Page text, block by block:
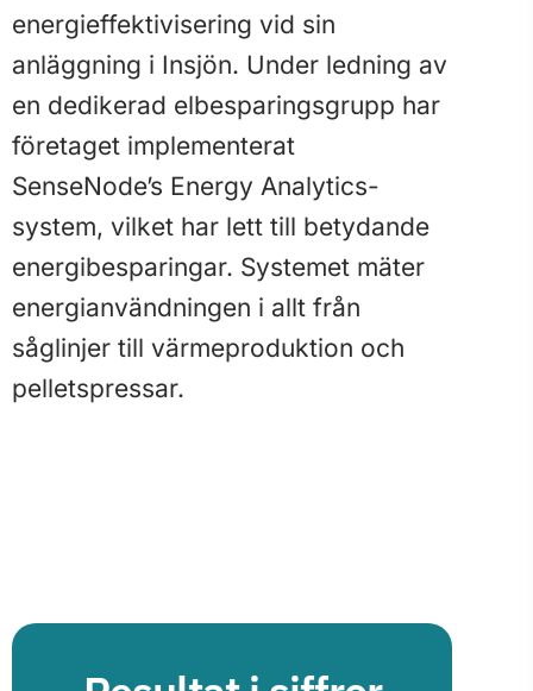
energieffektivisering vid sin
anläggning i Insjön. Under ledning av
en dedikerad elbesparingsgrupp har
företaget implementerat
SenseNode’s Energy Analytics-
system, vilket har lett till betydande
energibesparingar. Systemet mäter
energianvändningen i allt från
såglinjer till värmeproduktion och
pelletspressar.